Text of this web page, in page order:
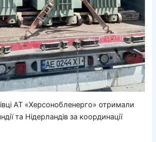
АТ «Херсонобленерго» отримали
та Нідерландів за координації